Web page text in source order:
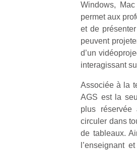
Windows,
permet aux
et de
peuvent
d’un
interagissant
Associée à la
AGS est la
plus
circuler dans
de tableaux.
l’enseignant